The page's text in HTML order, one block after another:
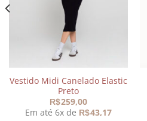
Vestido Midi Canelado Elastic
Preto
R$259,00
Em até 6x de R$43,17